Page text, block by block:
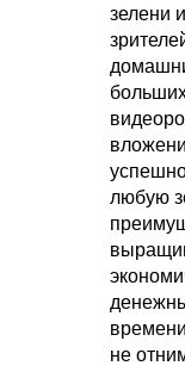
зелени
любую
не